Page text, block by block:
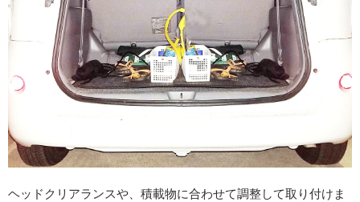
ヘッドクリアランスや、積載物に合わせて調整して取り付けま